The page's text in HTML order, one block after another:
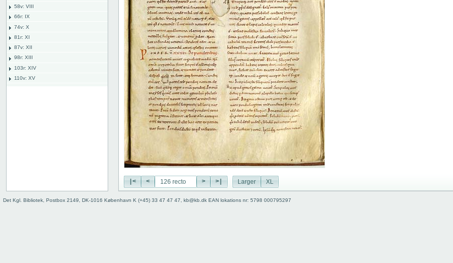
58v: VIII
66r: IX
74v: X
81r: XI
87v: XII
98r: XIII
103r: XIV
110v: XV
122 verso
123 recto
|< < > >| Larger XL
Det Kgl. Bibliotek, Postbox 2149, DK-1016 København K (+45) 33 47 47 47, kb@kb.dk EAN lokations nr: 5798 000795297